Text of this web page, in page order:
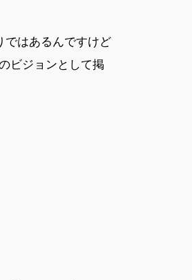
ではあるんですけど
ビジョンとして掲